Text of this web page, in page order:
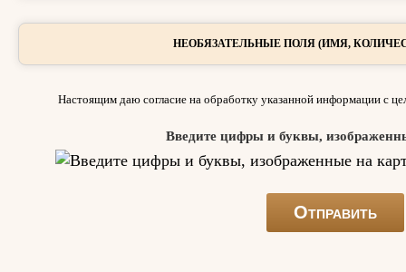
НЕОБЯЗАТЕЛЬНЫЕ ПОЛЯ (ИМЯ,
Настоящим даю согласие на обработку указанной информации с
Введите цифры и буквы,